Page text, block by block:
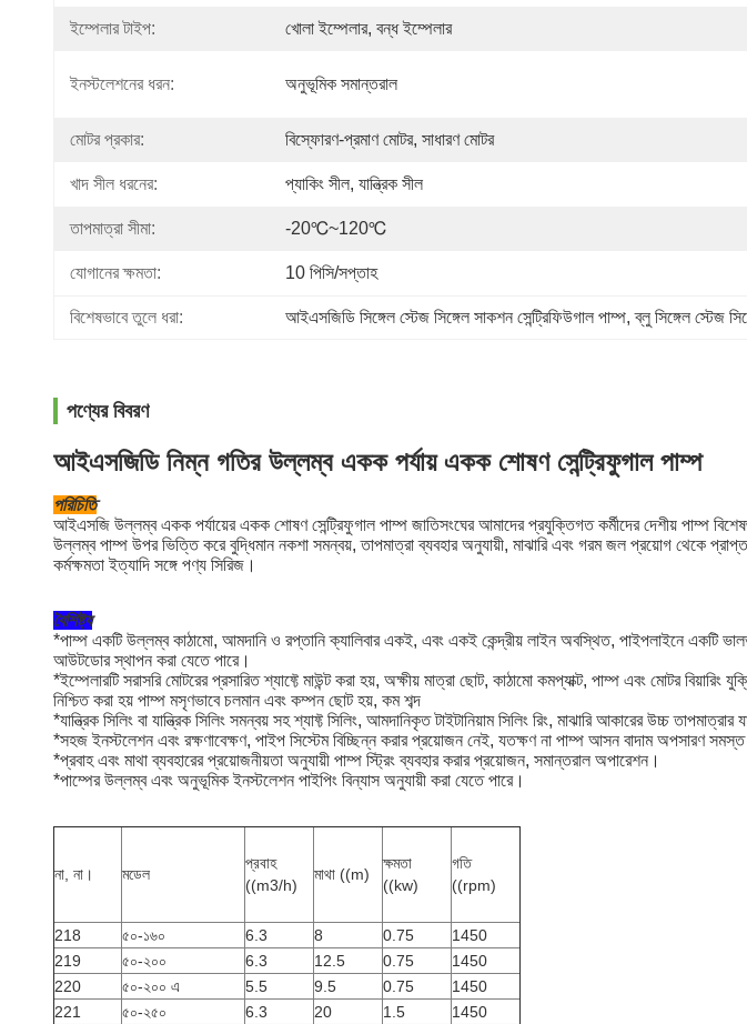
ইম্পেলার টাইপ: খোলা ইম্পেলার, বন্ধ ইম্পেলার
ইনস্টলেশনের ধরন: অনুভূমিক সমান্তরাল
মোটর প্রকার: বিস্ফোরণ-প্রমাণ মোটর, সাধারণ মোটর
খাদ সীল ধরনের: প্যাকিং সীল, যান্ত্রিক সীল
তাপমাত্রা সীমা: -20℃~120℃
যোগানের ক্ষমতা: 10 পিসি/সপ্তাহ
বিশেষভাবে তুলে ধরা: আইএসজিডি সিঙ্গেল স্টেজ সিঙ্গেল সাকশন সেন্ট্রিফিউগাল পাম্প, ব্লু সিঙ্গেল স্টেজ
পণ্যের বিবরণ
আইএসজিডি নিম্ন গতির উল্লম্ব একক পর্যায় একক শোষণ সেন্ট্রিফুগাল পাম্প
পরিচিতি
আইএসজি উল্লম্ব একক পর্যায়ের একক শোষণ সেন্ট্রিফুগাল পাম্প জাতিসংঘের আমাদের প্রযুক্তিগত কর্মীদের দেশীয় পাম্প
উল্লম্ব পাম্প উপর ভিত্তি করে বুদ্ধিমান নকশা সমন্বয়, তাপমাত্রা ব্যবহার অনুযায়ী, মাঝারি এবং গরম জল প্রয়োগ থেকে
কর্মক্ষমতা ইত্যাদি সঙ্গে পণ্য সিরিজ।
বৈশিষ্ট্য
*পাম্প একটি উল্লম্ব কাঠামো, আমদানি ও রপ্তানি ক্যালিবার একই, এবং একই কেন্দ্রীয় লাইন অবস্থিত, পাইপলাইনে একটি
আউটডোর স্থাপন করা যেতে পারে।
*ইম্পেলারটি সরাসরি মোটরের প্রসারিত শ্যাফ্টে মাউন্ট করা হয়, অক্ষীয় মাত্রা ছোট, কাঠামো কমপ্যাক্ট, পাম্প এবং মোটর
নিশ্চিত করা হয় পাম্প মসৃণভাবে চলমান এবং কম্পন ছোট হয়, কম শব্দ
*যান্ত্রিক সিলিং বা যান্ত্রিক সিলিং সমন্বয় সহ শ্যাফ্ট সিলিং, আমদানিকৃত টাইটানিয়াম সিলিং রিং, মাঝারি আকারের উচ্চ
*সহজ ইনস্টলেশন এবং রক্ষণাবেক্ষণ, পাইপ সিস্টেম বিচ্ছিন্ন করার প্রয়োজন নেই, যতক্ষণ না পাম্প আসন বাদাম অপসারণ
*প্রবাহ এবং মাথা ব্যবহারের প্রয়োজনীয়তা অনুযায়ী পাম্প স্ট্রিং ব্যবহার করার প্রয়োজন, সমান্তরাল অপারেশন।
*পাম্পের উল্লম্ব এবং অনুভূমিক ইনস্টলেশন পাইপিং বিন্যাস অনুযায়ী করা যেতে পারে।
না, না। মডেল
প্রবাহ
((m3/h)
মাথা ((m)
ক্ষমতা
((kw)
গতি
((rpm)
218 ৫০-১৬০ 6.3 8 0.75
1450
219
৫০-২০০ 6.3 12.5 0.75
1450
220
৫০-২০০ এ 5.5 9.5 0.75
1450
221
৫০-২৫০ 6.3 20 1.5
1450